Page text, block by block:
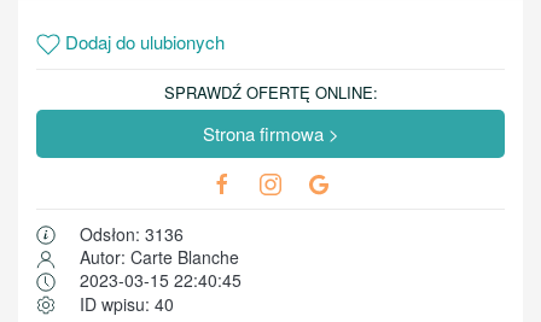
Dodaj do ulubionych
SPRAWDŹ OFERTĘ ONLINE:
Strona firmowa >
Odsłon: 3136
Autor: Carte Blanche
2023-03-15 22:40:45
ID wpisu: 40